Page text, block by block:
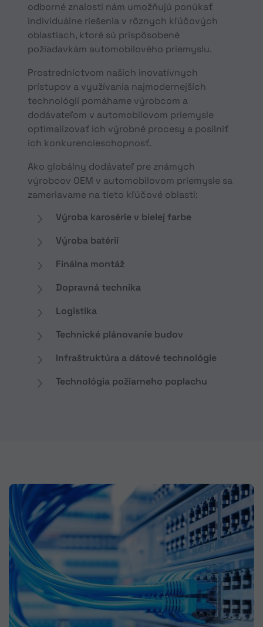
odborné znalosti nám umožňujú ponúkať
individuálne riešenia v rôznych kľúčových
oblastiach, ktoré sú prispôsobené
požiadavkám automobilového priemyslu.
Prostredníctvom našich inovatívnych
prístupov a využívania najmodernejších
technológií pomáhame výrobcom a
dodávateľom v automobilovom priemysle
optimalizovať ich výrobné procesy a posilniť
ich konkurencieschopnosť.
Ako globálny dodávateľ pre známych
výrobcov OEM v automobilovom priemysle sa
zameriavame na tieto kľúčové oblasti:
Výroba karosérie v bielej farbe
Výroba batérií
Finálna montáž
Dopravná technika
Logistika
Technické plánovanie budov
Infraštruktúra a dátové technológie
Technológia požiarneho poplachu